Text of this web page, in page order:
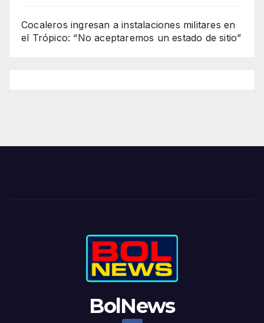
Cocaleros ingresan a instalaciones militares en
el Trópico: “No aceptaremos un estado de sitio”
BolNews